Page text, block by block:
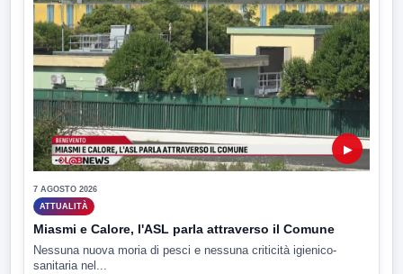
▶
7 AGOSTO 2026
ATTUALITÀ
Miasmi e Calore, l'ASL parla attraverso il Comune
Nessuna nuova moria di pesci e nessuna criticità igienico-
sanitaria nel...